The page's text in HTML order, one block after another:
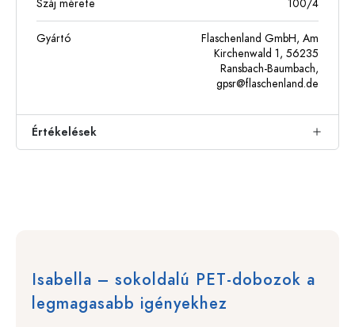
Száj mérete 100/4
Gyártó
Flaschenland GmbH, Am
Kirchenwald 1, 56235
Ransbach-Baumbach,
gpsr@flaschenland.de
Értékelések
Isabella – sokoldalú PET-dobozok a
legmagasabb igényekhez